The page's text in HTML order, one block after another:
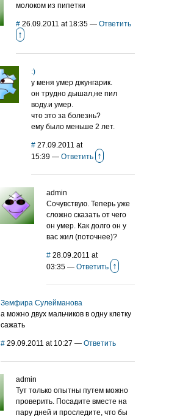
молоком из пипетки
# 26.09.2011 at 18:35 — Ответить
↑
:)
у меня умер джунгарик.
он трудно дышал,не пил
воду.и умер.
что это за болезнь?
ему было меньше 2 лет.
# 27.09.2011 at
15:39 — Ответить ↑
admin
Сочувствую. Теперь уже
сложно сказать от чего
он умер. Как долго он у
вас жил (поточнее)?
# 28.09.2011 at
03:35 — Ответить ↑
Земфира Сулейманова
а можно двух мальчиков в одну клетку
сажать
# 29.09.2011 at 10:27 — Ответить
admin
Тут только опытны путем можно
проверить. Посадите вместе на
пару дней и проследите, что бы